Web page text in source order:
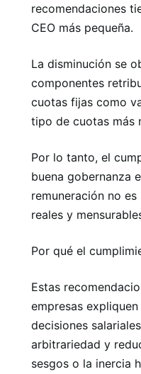
recomendaciones
CEO más pequeña.
La disminución se
componentes
cuotas fijas como
tipo de cuotas más
Por lo tanto, el
buena gobernanza
remuneración no
reales y
Por qué el
Estas
empresas
decisiones
arbitrariedad y
sesgos o la inercia